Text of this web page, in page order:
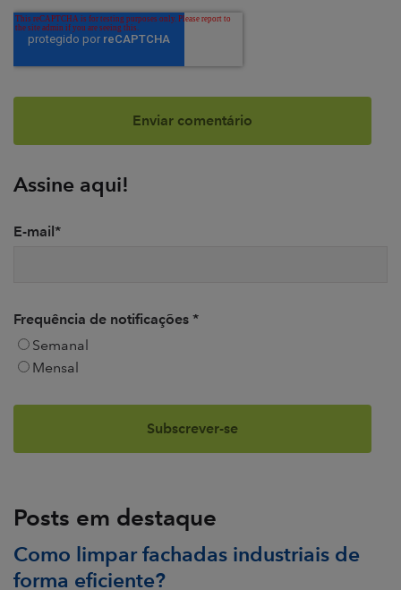
Assine aqui!
E-mail*
Frequência de notificações *
Semanal
Mensal
Posts em destaque
Como limpar fachadas industriais de
forma eficiente?